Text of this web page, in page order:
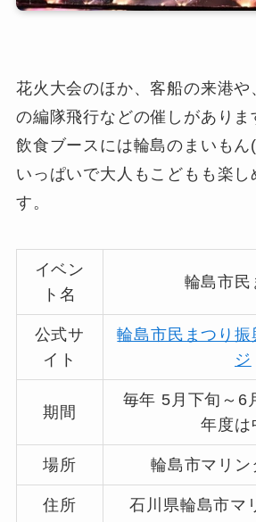
花火大会のほか、客船の来港や
の編隊飛行などの催しがありま
飲食ブースには輪島のまいも
いっぱいで大人もこどもも楽
す。
イベン
ト名
輪島市民
公式サ
イト
輪島市民まつり
ジ
期間
毎年 5月下旬～
年度は
場所 輪島市マリン
住所 石川県輪島市マ